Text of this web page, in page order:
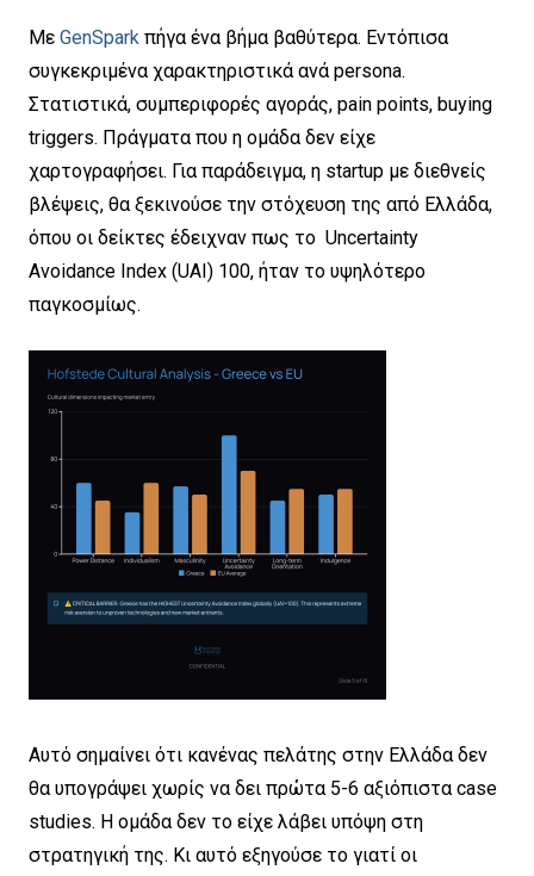
Με GenSpark πήγα ένα βήμα βαθύτερα. Εντόπισα
συγκεκριμένα χαρακτηριστικά ανά persona.
Στατιστικά, συμπεριφορές αγοράς, pain points, buying
triggers. Πράγματα που η ομάδα δεν είχε
χαρτογραφήσει. Για παράδειγμα, η startup με διεθνείς
βλέψεις, θα ξεκινούσε την στόχευση της από Ελλάδα,
όπου οι δείκτες έδειχναν πως το Uncertainty
Avoidance Index (UAI) 100, ήταν το υψηλότερο
παγκοσμίως.
Αυτό σημαίνει ότι κανένας πελάτης στην Ελλάδα δεν
θα υπογράψει χωρίς να δει πρώτα 5-6 αξιόπιστα case
studies. Η ομάδα δεν το είχε λάβει υπόψη στη
στρατηγική της. Κι αυτό εξηγούσε το γιατί οι